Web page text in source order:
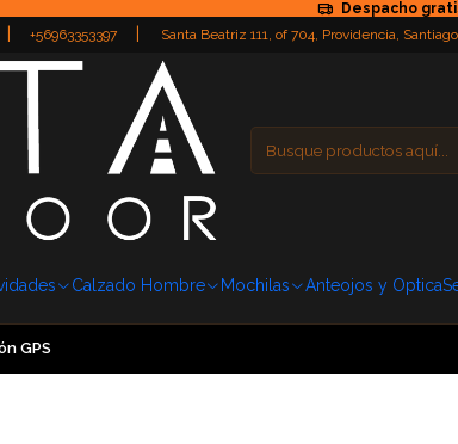
Despacho
+56963353397
Santa Beatriz 111, of 704, Providencia,
Calzado Hombre Mochilas Anteojos y Optica
GPS